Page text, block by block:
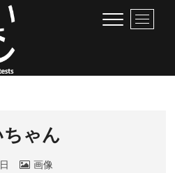
M
e
B
ゃん
画像